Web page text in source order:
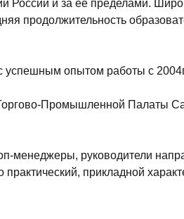
России и за ее пределами.
продолжительность
успешным опытом работы с
Промышленной Палаты
руководители
практический, прикладной